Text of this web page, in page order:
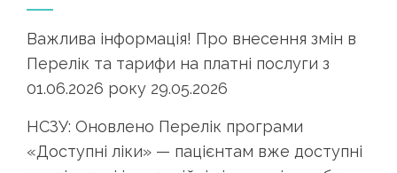
Важлива інформація! Про внесення змін в
Перелік та тарифи на платні послуги з
01.06.2026 року 29.05.2026
НСЗУ: Оновлено Перелік програми
«Доступні ліки» — пацієнтам вже доступні